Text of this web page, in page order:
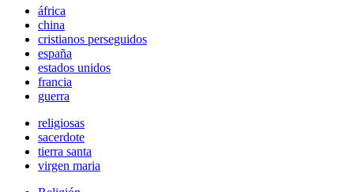
áfrica
china
cristianos perseguidos
españa
estados unidos
francia
guerra
religiosas
sacerdote
tierra santa
virgen maria